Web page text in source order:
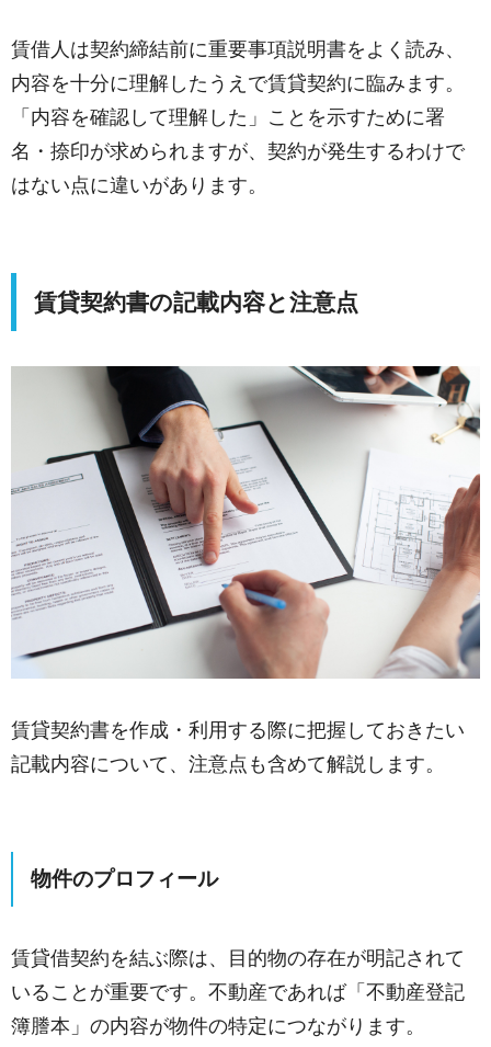
賃借人は契約締結前に重要事項説明書をよく読み、
内容を十分に理解したうえで賃貸契約に臨みます。
「内容を確認して理解した」ことを示すために署
名・捺印が求められますが、契約が発生するわけで
はない点に違いがあります。
賃貸契約書の記載内容と注意点
賃貸契約書を作成・利用する際に把握しておきたい
記載内容について、注意点も含めて解説します。
物件のプロフィール
賃貸借契約を結ぶ際は、目的物の存在が明記されて
いることが重要です。不動産であれば「不動産登記
簿謄本」の内容が物件の特定につながります。